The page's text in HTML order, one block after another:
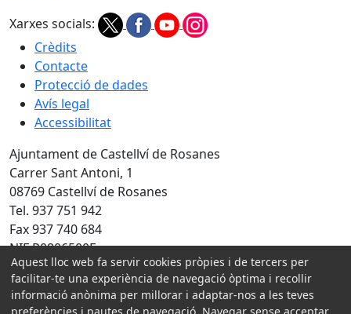
Xarxes socials:
Crèdits
Contacte
Protecció de dades
Avís legal
Accessibilitat
Ajuntament de Castellví de Rosanes
Carrer Sant Antoni, 1
08769 Castellví de Rosanes
Tel. 937 751 942
Fax 937 740 684
NIF P0806500E
Amb la col·laboració de:
Aquest lloc web fa servir cookies pròpies i de tercers per
facilitar-te una experiència de navegació òptima i recollir
informació anònima per millorar i adaptar-nos a les teves